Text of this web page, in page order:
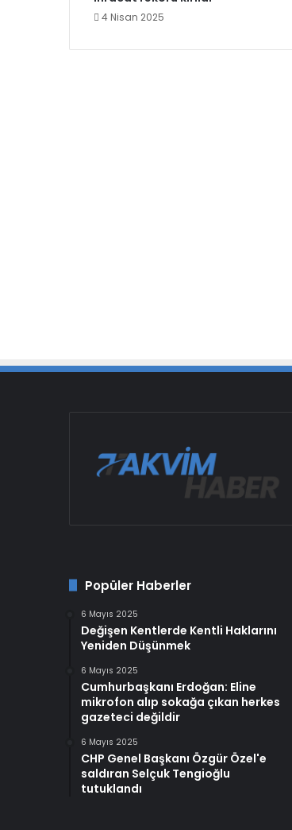
4 Nisan 2025
Popüler Haberler
6 Mayıs 2025
Değişen Kentlerde Kentli Haklarını
Yeniden Düşünmek
6 Mayıs 2025
Cumhurbaşkanı Erdoğan: Eline
mikrofon alıp sokağa çıkan herkes
gazeteci değildir
6 Mayıs 2025
CHP Genel Başkanı Özgür Özel'e
saldıran Selçuk Tengioğlu
tutuklandı